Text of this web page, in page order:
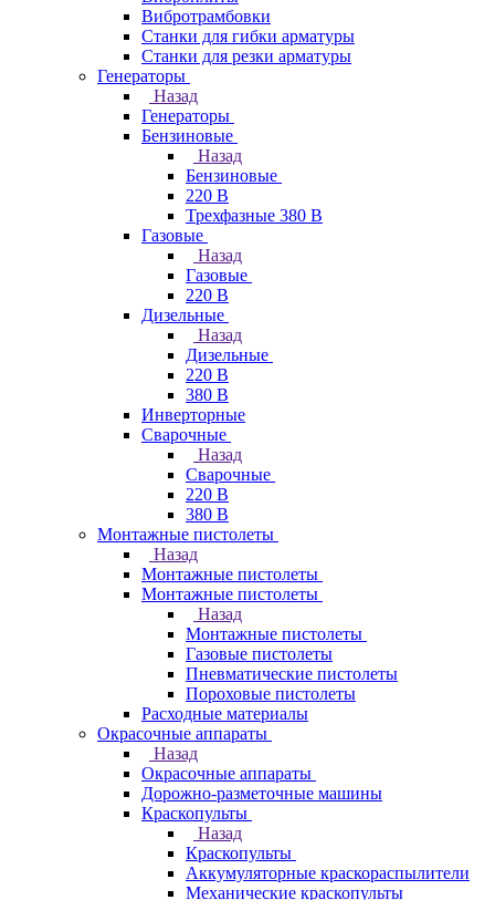
Вибротрамбовки
Станки для гибки арматуры
Станки для резки арматуры
Генераторы
Назад
Генераторы
Бензиновые
Назад
Бензиновые
220 В
Трехфазные 380 В
Газовые
Назад
Газовые
220 В
Дизельные
Назад
Дизельные
220 В
380 В
Инверторные
Сварочные
Назад
Сварочные
220 В
380 В
Монтажные пистолеты
Назад
Монтажные пистолеты
Монтажные пистолеты
Назад
Монтажные пистолеты
Газовые пистолеты
Пневматические пистолеты
Пороховые пистолеты
Расходные материалы
Окрасочные аппараты
Назад
Окрасочные аппараты
Дорожно-разметочные машины
Краскопульты
Назад
Краскопульты
Аккумуляторные краскораспылители
Механические краскопульты